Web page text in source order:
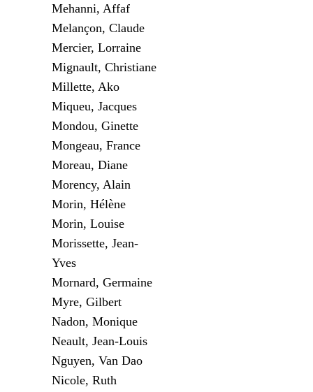
Mehanni, Affaf
Melançon, Claude
Mercier, Lorraine
Mignault, Christiane
Millette, Ako
Miqueu, Jacques
Mondou, Ginette
Mongeau, France
Moreau, Diane
Morency, Alain
Morin, Hélène
Morin, Louise
Morissette, Jean-
Yves
Mornard, Germaine
Myre, Gilbert
Nadon, Monique
Neault, Jean-Louis
Nguyen, Van Dao
Nicole, Ruth